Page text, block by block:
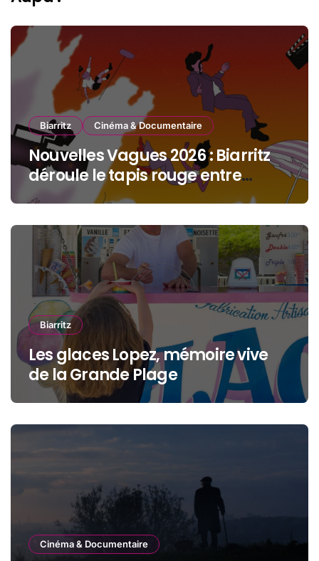
Biarritz Cinéma & Documentaire
Nouvelles Vagues 2026 : Biarritz
déroule le tapis rouge entre
océan, jeunesse et cinéma
Biarritz
Les glaces Lopez, mémoire vive
de la Grande Plage
Cinéma & Documentaire